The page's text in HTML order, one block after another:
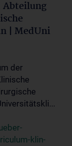
Abteilung
| MedUni
der
klin-